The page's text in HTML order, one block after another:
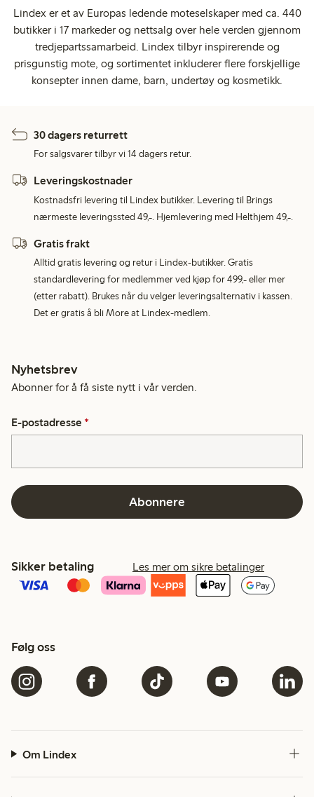
Lindex er et av Europas ledende moteselskaper med ca. 440
butikker i 17 markeder og nettsalg over hele verden gjennom
tredjepartssamarbeid. Lindex tilbyr inspirerende og
prisgunstig mote, og sortimentet inkluderer flere forskjellige
konsepter innen dame, barn, undertøy og kosmetikk.
30 dagers returrett
For salgsvarer tilbyr vi 14 dagers retur.
Leveringskostnader
Kostnadsfri levering til Lindex butikker. Levering til Brings
nærmeste leveringssted 49,-. Hjemlevering med Helthjem 49,-.
Gratis frakt
Alltid gratis levering og retur i Lindex-butikker. Gratis
standardlevering for medlemmer ved kjøp for 499,- eller mer
(etter rabatt). Brukes når du velger leveringsalternativ i kassen.
Det er gratis å bli More at Lindex-medlem.
Nyhetsbrev
Abonner for å få siste nytt i vår verden.
E-postadresse *
Abonnere
Sikker betaling Les mer om sikre betalinger
Følg oss
Om Lindex